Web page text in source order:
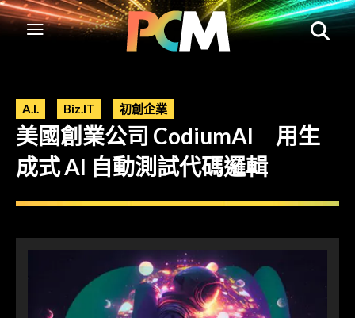
A.I. Biz.IT 初創企業
美國創業公司 CodiumAI 用生
成式 AI 自動測試代碼邏輯